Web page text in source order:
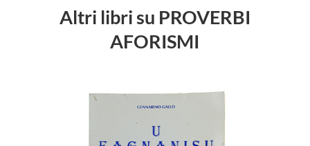
Altri libri su PROVERBI
AFORISMI